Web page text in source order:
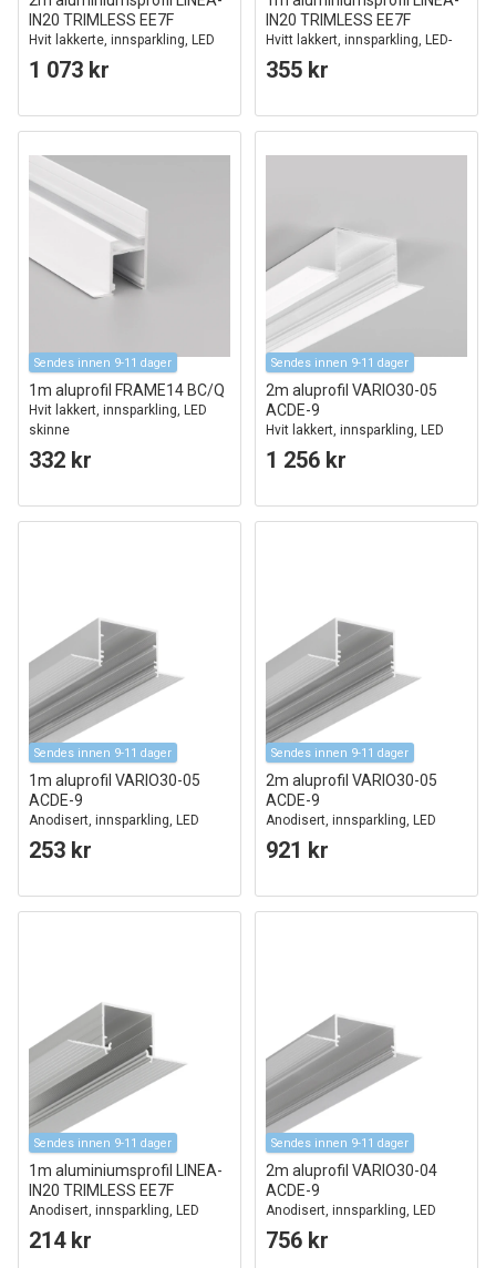
IN20 TRIMLESS EE7F
Hvit lakkerte, innsparkling, LED
skinne
1 073 kr
IN20 TRIMLESS EE7F
Hvitt lakkert, innsparkling, LED-
skinne
355 kr
Sendes innen 9-11 dager
1m aluprofil FRAME14 BC/Q
Hvit lakkert, innsparkling, LED
skinne
332 kr
Sendes innen 9-11 dager
2m aluprofil VARIO30-05
ACDE-9
Hvit lakkert, innsparkling, LED
skinne
1 256 kr
Sendes innen 9-11 dager
1m aluprofil VARIO30-05
ACDE-9
Anodisert, innsparkling, LED
skinne
253 kr
Sendes innen 9-11 dager
2m aluprofil VARIO30-05
ACDE-9
Anodisert, innsparkling, LED
skinne
921 kr
Sendes innen 9-11 dager
1m aluminiumsprofil LINEA-
IN20 TRIMLESS EE7F
Anodisert, innsparkling, LED
skinne
214 kr
Sendes innen 9-11 dager
2m aluprofil VARIO30-04
ACDE-9
Anodisert, innsparkling, LED
skinne
756 kr